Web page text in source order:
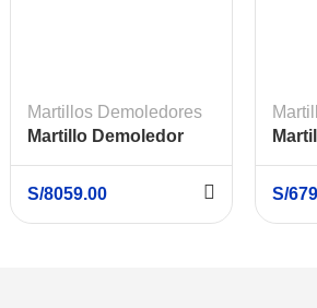
Martillos Demoledores
Martillo Demoledor
+ Carro BOSCH GSH
S/8059.00
1/8″
S/